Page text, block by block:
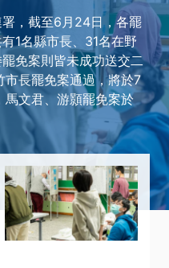
，截至6月24日，各罷
1名縣市長、31名在野
免案則皆未成功送交二
長罷免案通過，將於7
馬文君、游顥罷免案於